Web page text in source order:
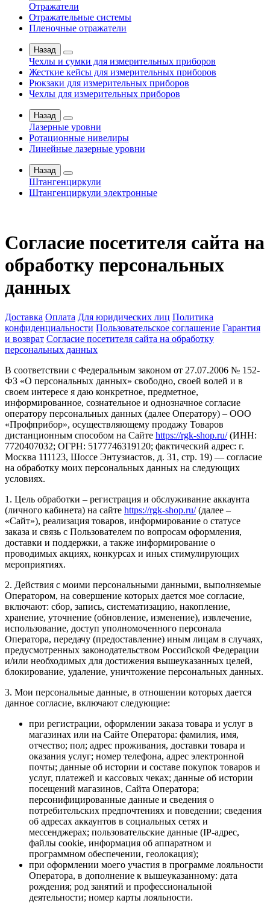
Отражатели
Отражательные системы
Пленочные отражатели
Назад
Чехлы и сумки для измерительных приборов
Жесткие кейсы для измерительных приборов
Рюкзаки для измерительных приборов
Чехлы для измерительных приборов
Назад
Лазерные уровни
Ротационные нивелиры
Линейные лазерные уровни
Назад
Штангенциркули
Штангенциркули электронные
Согласие посетителя сайта на
обработку персональных
данных
Доставка Оплата Для юридических лиц Политика
конфиденциальности Пользовательское соглашение Гарантия
и возврат Согласие посетителя сайта на обработку
персональных данных
В соответствии с Федеральным законом от 27.07.2006 № 152-
ФЗ «О персональных данных» свободно, своей волей и в
своем интересе я даю конкретное, предметное,
информированное, сознательное и однозначное согласие
оператору персональных данных (далее Оператору) – ООО
«Профприбор», осуществляющему продажу Товаров
дистанционным способом на Сайте https://rgk-shop.ru/(ИНН:
7720407032; ОГРН: 5177746319120; фактический адрес: г.
Москва 111123, Шоссе Энтузиастов, д. 31, стр. 19) — согласие
на обработку моих персональных данных на следующих
условиях.
1. Цель обработки – регистрация и обслуживание аккаунта
(личного кабинета) на сайте https://rgk-shop.ru/(далее –
«Сайт»), реализация товаров, информирование о статусе
заказа и связь с Пользователем по вопросам оформления,
доставки и поддержки, а также информирование о
проводимых акциях, конкурсах и иных стимулирующих
мероприятиях.
2. Действия с моими персональными данными, выполняемые
Оператором, на совершение которых дается мое согласие,
включают: сбор, запись, систематизацию, накопление,
хранение, уточнение (обновление, изменение), извлечение,
использование, доступ уполномоченного персонала
Оператора, передачу (предоставление) иным лицам в случаях,
предусмотренных законодательством Российской Федерации
и/или необходимых для достижения вышеуказанных целей,
блокирование, удаление, уничтожение персональных данных.
3. Мои персональные данные, в отношении которых дается
данное согласие, включают следующие:
при регистрации, оформлении заказа товара и услуг в
магазинах или на Сайте Оператора: фамилия, имя,
отчество; пол; адрес проживания, доставки товара и
оказания услуг; номер телефона, адрес электронной
почты; данные об истории и составе покупок товаров и
услуг, платежей и кассовых чеках; данные об истории
посещений магазинов, Сайта Оператора;
персонифицированные данные и сведения о
потребительских предпочтениях и поведении; сведения
об адресах аккаунтов в социальных сетях и
мессенджерах; пользовательские данные (IP-адрес,
файлы cookie, информация об аппаратном и
программном обеспечении, геолокация);
при оформлении моего участия в программе лояльности
Оператора, в дополнение к вышеуказанному: дата
рождения; род занятий и профессиональной
деятельности; номер карты лояльности.